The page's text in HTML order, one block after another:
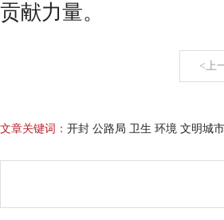
贡献力量。
<上
文章关键词： 开封 公路局 卫生 环境 文明城市